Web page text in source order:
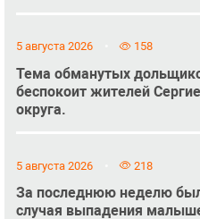
5 августа 2026 158
Тема обманутых
беспокоит жителей
округа.
5 августа 2026 218
За последнюю неделю
случая выпадения